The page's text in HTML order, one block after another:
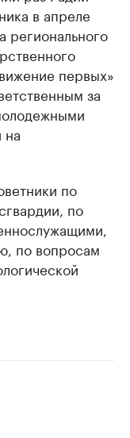
в апреле
регионального
первых»
за
на
по
по
по вопросам